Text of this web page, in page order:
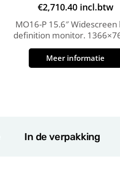
€2,710.40 incl.btw
MO16-P 15.6″ Widescreen
definition monitor.
Meer informatie
In de verpakking